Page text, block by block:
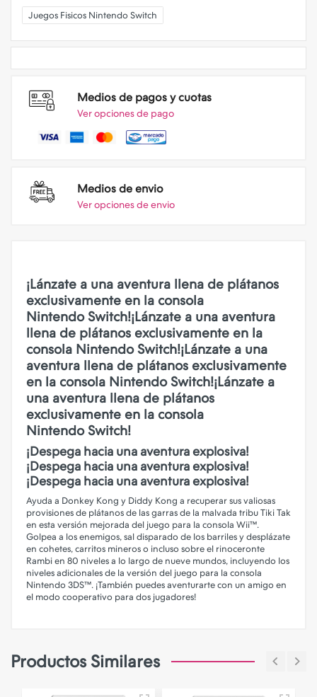
Juegos Fisicos Nintendo Switch
Medios de pagos y cuotas
Ver opciones de pago
Medios de envio
Ver opciones de envio
¡Lánzate a una aventura llena de plátanos
exclusivamente en la consola
Nintendo Switch!¡Lánzate a una aventura
llena de plátanos exclusivamente en la
consola Nintendo Switch!¡Lánzate a una
aventura llena de plátanos exclusivamente
en la consola Nintendo Switch!¡Lánzate a
una aventura llena de plátanos
exclusivamente en la consola
Nintendo Switch!
¡Despega hacia una aventura explosiva!
¡Despega hacia una aventura explosiva!
¡Despega hacia una aventura explosiva!
Ayuda a Donkey Kong y Diddy Kong a recuperar sus valiosas
provisiones de plátanos de las garras de la malvada tribu Tiki Tak
en esta versión mejorada del juego para la consola Wii™.
Golpea a los enemigos, sal disparado de los barriles y desplázate
en cohetes, carritos mineros o incluso sobre el rinoceronte
Rambi en 80 niveles a lo largo de nueve mundos, incluyendo los
niveles adicionales de la versión del juego para la consola
Nintendo 3DS™. ¡También puedes aventurarte con un amigo en
el modo cooperativo para dos jugadores!
Productos Similares